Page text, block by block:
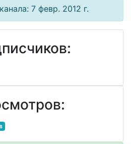
7 февр. 2012 г.